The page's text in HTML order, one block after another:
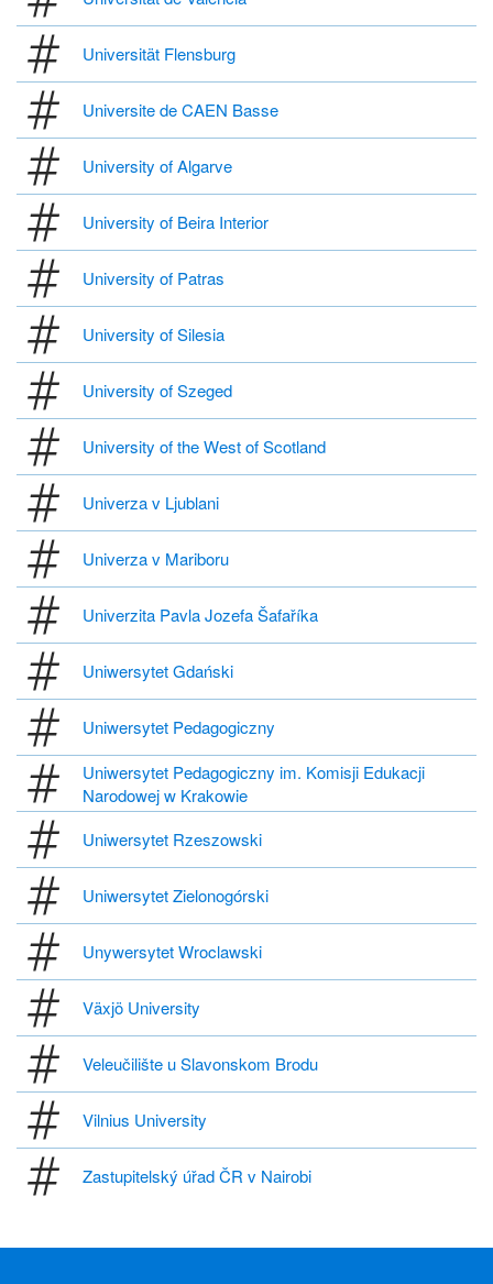
Universität Flensburg
Universite de CAEN Basse
University of Algarve
University of Beira Interior
University of Patras
University of Silesia
University of Szeged
University of the West of Scotland
Univerza v Ljublani
Univerza v Mariboru
Univerzita Pavla Jozefa Šafaříka
Uniwersytet Gdański
Uniwersytet Pedagogiczny
Uniwersytet Pedagogiczny im. Komisji Edukacji
Narodowej w Krakowie
Uniwersytet Rzeszowski
Uniwersytet Zielonogórski
Unywersytet Wroclawski
Växjö University
Veleučilište u Slavonskom Brodu
Vilnius University
Zastupitelský úřad ČR v Nairobi